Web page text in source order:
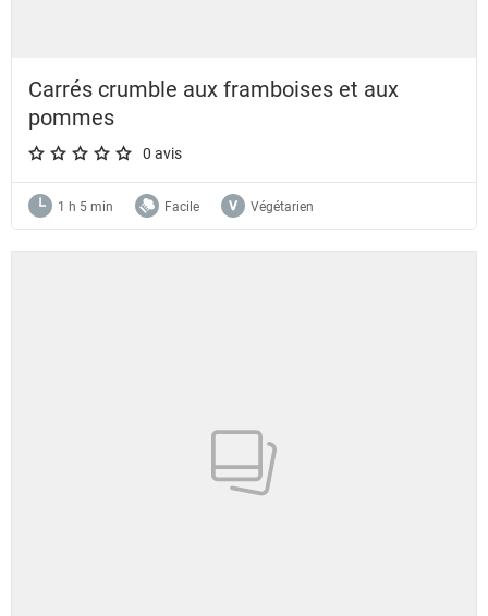
Carrés crumble aux framboises et aux
pommes
A star rating of 0 out of 5.
0 avis
1 h 5 min Facile Végétarien